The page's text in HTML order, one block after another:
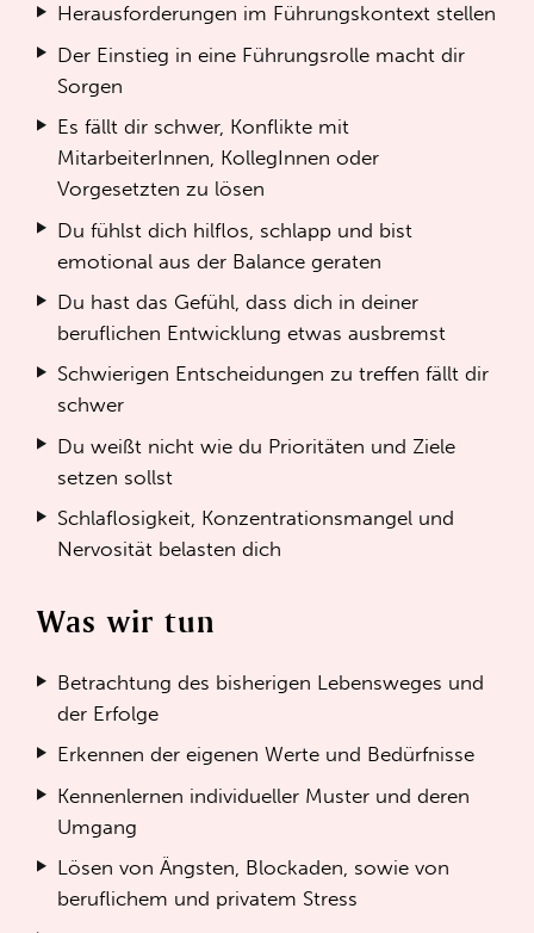
Herausforderungen im Führungskontext stellen
Der Einstieg in eine Führungsrolle macht dir
Sorgen
Es fällt dir schwer, Konflikte mit
MitarbeiterInnen, KollegInnen oder
Vorgesetzten zu lösen
Du fühlst dich hilflos, schlapp und bist
emotional aus der Balance geraten
Du hast das Gefühl, dass dich in deiner
beruflichen Entwicklung etwas ausbremst
Schwierigen Entscheidungen zu treffen fällt dir
schwer
Du weißt nicht wie du Prioritäten und Ziele
setzen sollst
Schlaflosigkeit, Konzentrationsmangel und
Nervosität belasten dich
Was wir tun
Betrachtung des bisherigen Lebensweges und
der Erfolge
Erkennen der eigenen Werte und Bedürfnisse
Kennenlernen individueller Muster und deren
Umgang
Lösen von Ängsten, Blockaden, sowie von
beruflichem und privatem Stress